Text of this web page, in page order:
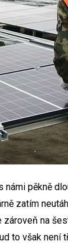
pěkně
zatím
zároveň na
to však